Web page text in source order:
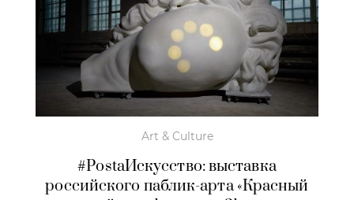
Art & Culture
#PostaИскусство: выставка
российского паблик-арта «Красный